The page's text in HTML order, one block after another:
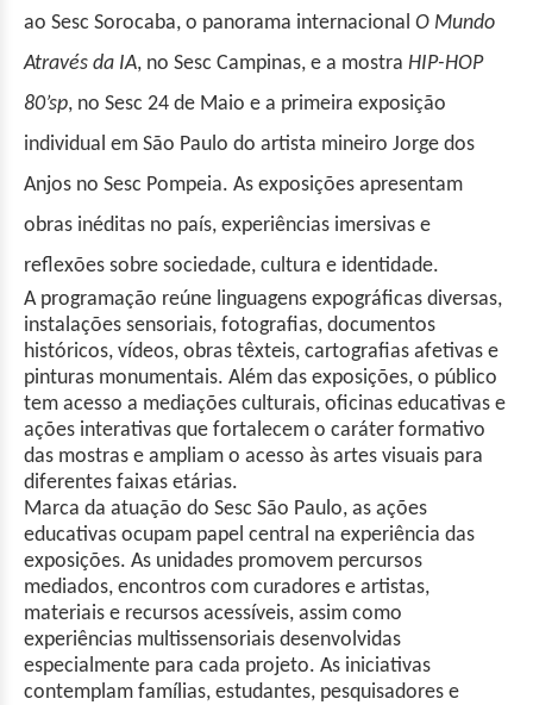
ao Sesc Sorocaba, o panorama internacional O Mundo
Através da IA, no Sesc Campinas, e a mostra HIP-HOP
80’sp, no Sesc 24 de Maio e a primeira exposição
individual em São Paulo do artista mineiro Jorge dos
Anjos no Sesc Pompeia. As exposições apresentam
obras inéditas no país, experiências imersivas e
reflexões sobre sociedade, cultura e identidade.
A programação reúne linguagens expográficas diversas,
instalações sensoriais, fotografias, documentos
históricos, vídeos, obras têxteis, cartografias afetivas e
pinturas monumentais. Além das exposições, o público
tem acesso a mediações culturais, oficinas educativas e
ações interativas que fortalecem o caráter formativo
das mostras e ampliam o acesso às artes visuais para
diferentes faixas etárias.
Marca da atuação do Sesc São Paulo, as ações
educativas ocupam papel central na experiência das
exposições. As unidades promovem percursos
mediados, encontros com curadores e artistas,
materiais e recursos acessíveis, assim como
experiências multissensoriais desenvolvidas
especialmente para cada projeto. As iniciativas
contemplam famílias, estudantes, pesquisadores e